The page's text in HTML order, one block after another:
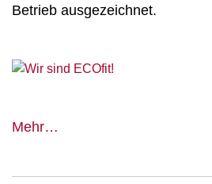
Betrieb ausgezeichnet.
Mehr…